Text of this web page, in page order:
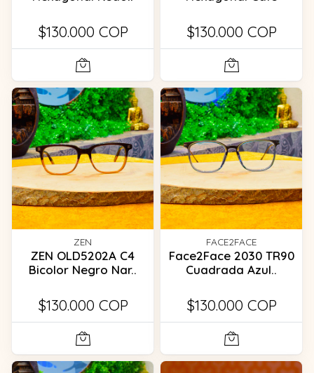
$130.000 COP $130.000 COP
ZEN
ZEN OLD5202A C4
Bicolor Negro Nar..
$130.000 COP
FACE2FACE
Face2Face 2030 TR90
Cuadrada Azul..
$130.000 COP